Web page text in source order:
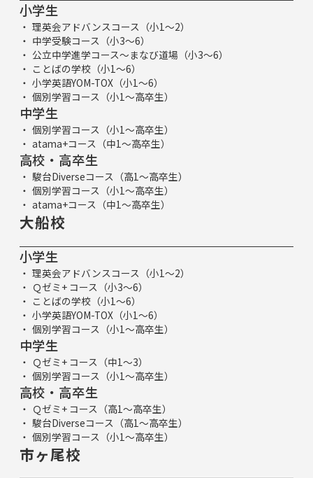
小学生
理英会アドバンスコース（小1～2）
中学受験コース（小3～6）
公立中学進学コース～まなび道場（小3～6）
ことばの学校（小1～6）
小学英語YOM-TOX（小1～6）
個別学習コース（小1～高卒生）
中学生
個別学習コース（小1～高卒生）
atama+コース（中1～高卒生）
高校・高卒生
駿台Diverseコース（高1～高卒生）
個別学習コース（小1～高卒生）
atama+コース（中1～高卒生）
大船校
小学生
理英会アドバンスコース（小1～2）
Ｑゼミ+ コース（小3～6）
ことばの学校（小1～6）
小学英語YOM-TOX（小1～6）
個別学習コース（小1～高卒生）
中学生
Ｑゼミ+ コース（中1～3）
個別学習コース（小1～高卒生）
高校・高卒生
Ｑゼミ+ コース（高1～高卒生）
駿台Diverseコース（高1～高卒生）
個別学習コース（小1～高卒生）
市ヶ尾校